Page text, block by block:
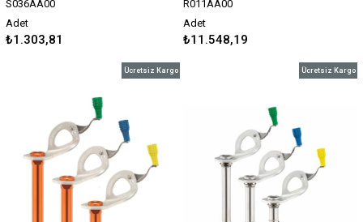
S036AA00
Adet
₺1.303,81
R011AA00
Adet
₺11.548,19
Ücretsiz Kargo Ücretsiz Kargo